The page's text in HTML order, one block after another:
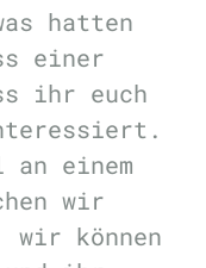
hatten
einer
ihr euch
an einem
wir
wir können